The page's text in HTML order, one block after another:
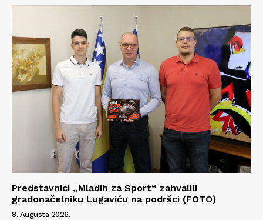
Predstavnici „Mladih za Sport“ zahvalili
gradonačelniku Lugaviću na podršci (FOTO)
8. Augusta 2026.